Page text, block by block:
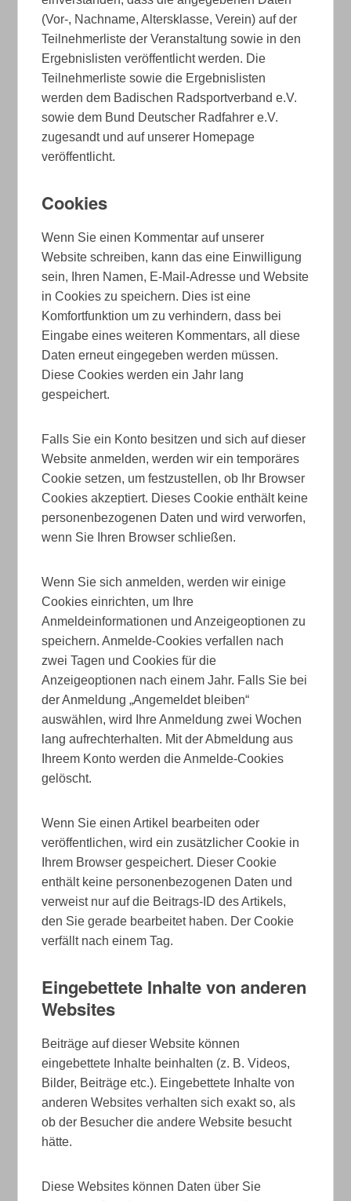
(Vor-, Nachname, Altersklasse, Verein) auf der
Teilnehmerliste der Veranstaltung sowie in den
Ergebnislisten veröffentlicht werden. Die
Teilnehmerliste sowie die Ergebnislisten
werden dem Badischen Radsportverband e.V.
sowie dem Bund Deutscher Radfahrer e.V.
zugesandt und auf unserer Homepage
veröffentlicht.
Cookies
Wenn Sie einen Kommentar auf unserer
Website schreiben, kann das eine Einwilligung
sein, Ihren Namen, E-Mail-Adresse und Website
in Cookies zu speichern. Dies ist eine
Komfortfunktion um zu verhindern, dass bei
Eingabe eines weiteren Kommentars, all diese
Daten erneut eingegeben werden müssen.
Diese Cookies werden ein Jahr lang
gespeichert.
Falls Sie ein Konto besitzen und sich auf dieser
Website anmelden, werden wir ein temporäres
Cookie setzen, um festzustellen, ob Ihr Browser
Cookies akzeptiert. Dieses Cookie enthält keine
personenbezogenen Daten und wird verworfen,
wenn Sie Ihren Browser schließen.
Wenn Sie sich anmelden, werden wir einige
Cookies einrichten, um Ihre
Anmeldeinformationen und Anzeigeoptionen zu
speichern. Anmelde-Cookies verfallen nach
zwei Tagen und Cookies für die
Anzeigeoptionen nach einem Jahr. Falls Sie bei
der Anmeldung „Angemeldet bleiben“
auswählen, wird Ihre Anmeldung zwei Wochen
lang aufrechterhalten. Mit der Abmeldung aus
Ihreem Konto werden die Anmelde-Cookies
gelöscht.
Wenn Sie einen Artikel bearbeiten oder
veröffentlichen, wird ein zusätzlicher Cookie in
Ihrem Browser gespeichert. Dieser Cookie
enthält keine personenbezogenen Daten und
verweist nur auf die Beitrags-ID des Artikels,
den Sie gerade bearbeitet haben. Der Cookie
verfällt nach einem Tag.
Eingebettete Inhalte von anderen
Websites
Beiträge auf dieser Website können
eingebettete Inhalte beinhalten (z. B. Videos,
Bilder, Beiträge etc.). Eingebettete Inhalte von
anderen Websites verhalten sich exakt so, als
ob der Besucher die andere Website besucht
hätte.
Diese Websites können Daten über Sie